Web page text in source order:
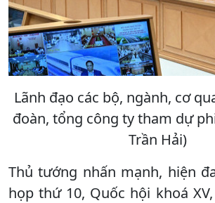
Lãnh đạo các bộ, ngành, cơ
đoàn, tổng công ty tham dự
Trần Hải)
Thủ tướng nhấn mạnh, hiện
họp thứ 10, Quốc hội khoá